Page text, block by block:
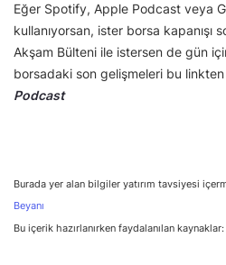
Eğer Spotify, Apple Podcast veya
kullanıyorsan, ister borsa kapanışı
Akşam Bülteni ile istersen de gün
borsadaki son gelişmeleri bu
Podcast
Burada yer alan bilgiler yatırım tavsiyesi
Beyanı
Bu içerik hazırlanırken faydalanılan kaynaklar: